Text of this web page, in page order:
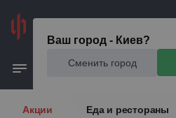
Ваш город - Киев?
Сменить город
Акции Еда и рестораны